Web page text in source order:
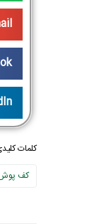
کلمات
کف پوش